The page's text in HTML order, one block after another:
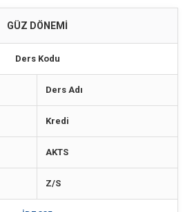
GÜZ DÖNEMİ
Ders Kodu
Ders Adı
Kredi
AKTS
Z/S